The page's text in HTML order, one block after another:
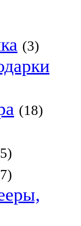
(3)
(18)